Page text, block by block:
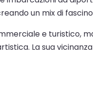
un mix di
e turistico,
La sua